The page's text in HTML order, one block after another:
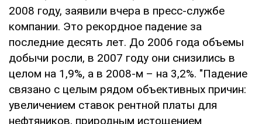
2008 году, заявили вчера в пресс-службе
компании. Это рекордное падение за
последние десять лет. До 2006 года объемы
добычи росли, в 2007 году они снизились в
целом на 1,9%, а в 2008-м – на 3,2%. "Падение
связано с целым рядом объективных причин:
увеличением ставок рентной платы для
нефтяников, природным истощением